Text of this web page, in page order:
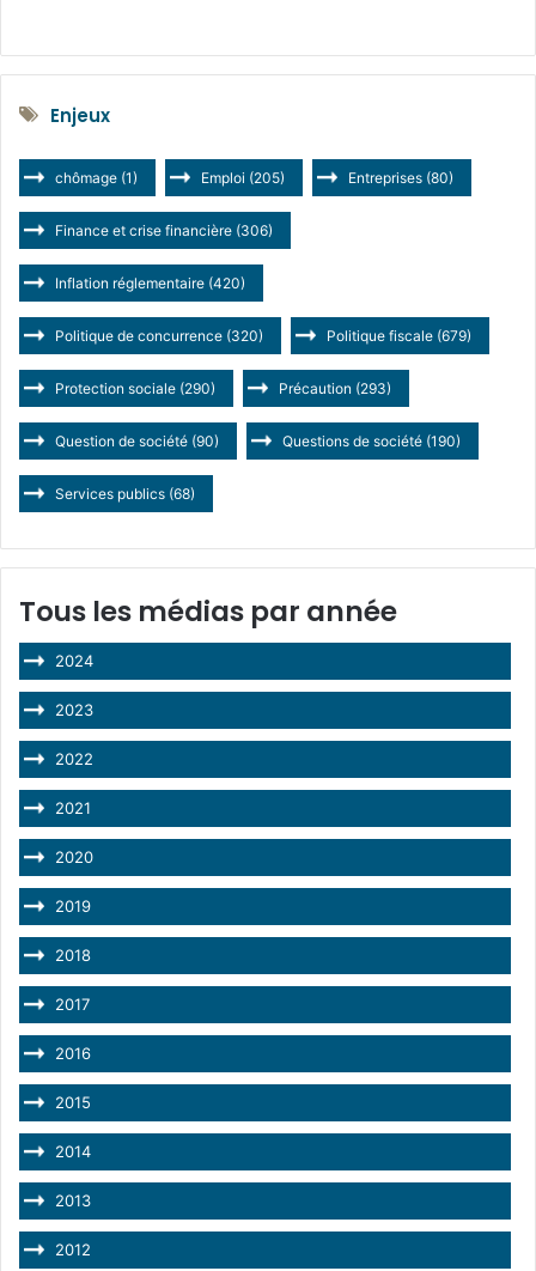
Enjeux
chômage (1) Emploi (205) Entreprises (80)
Finance et crise financière (306)
Inflation réglementaire (420)
Politique de concurrence (320) Politique fiscale (679)
Protection sociale (290) Précaution (293)
Question de société (90) Questions de société (190)
Services publics (68)
Tous les médias par année
2024
2023
2022
2021
2020
2019
2018
2017
2016
2015
2014
2013
2012